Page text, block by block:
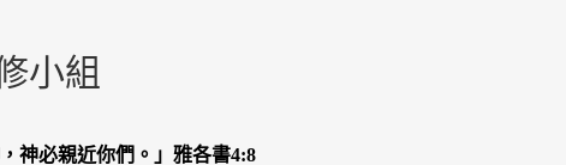
小組
，神必親近你們。」雅各書4:8